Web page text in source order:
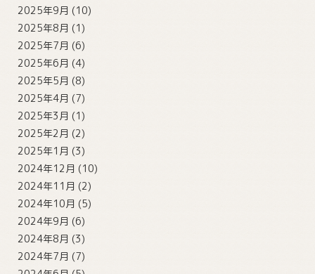
2025年9月 (10)
2025年8月 (1)
2025年7月 (6)
2025年6月 (4)
2025年5月 (8)
2025年4月 (7)
2025年3月 (1)
2025年2月 (2)
2025年1月 (3)
2024年12月 (10)
2024年11月 (2)
2024年10月 (5)
2024年9月 (6)
2024年8月 (3)
2024年7月 (7)